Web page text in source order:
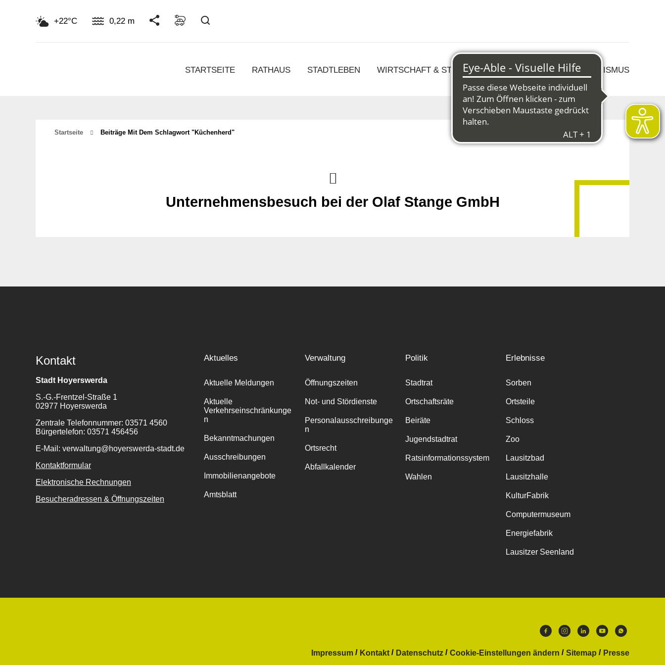
+22°C 0,22 m
STARTSEITE RATHAUS STADTLEBEN WIRTSCHAFT & STRUKTURWANDEL KULTUR & TOURISMUS
Startseite Beiträge Mit Dem Schlagwort "küchenherd"
Unternehmensbesuch bei der Olaf Stange GmbH
Kontakt
Stadt Hoyerswerda
S.-G.-Frentzel-Straße 1
02977 Hoyerswerda
Zentrale Telefonnummer: 03571 4560
Bürgertelefon: 03571 456456
E-Mail: verwaltung@hoyerswerda-stadt.de
Kontaktformular
Elektronische Rechnungen
Besucheradressen & Öffnungszeiten
Aktuelles
Aktuelle Meldungen
Aktuelle
Verkehrseinschränkunge
n
Bekanntmachungen
Ausschreibungen
Immobilienangebote
Amtsblatt
Verwaltung
Öffnungszeiten
Not- und Stördienste
Personalausschreibunge
n
Ortsrecht
Abfallkalender
Politik
Stadtrat
Ortschaftsräte
Beiräte
Jugendstadtrat
Ratsinformationssystem
Wahlen
Erlebnisse
Sorben
Ortsteile
Schloss
Zoo
Lausitzbad
Lausitzhalle
KulturFabrik
Computermuseum
Energiefabrik
Lausitzer Seenland
Impressum Kontakt Datenschutz Cookie-Einstellungen ändern Sitemap
Presse